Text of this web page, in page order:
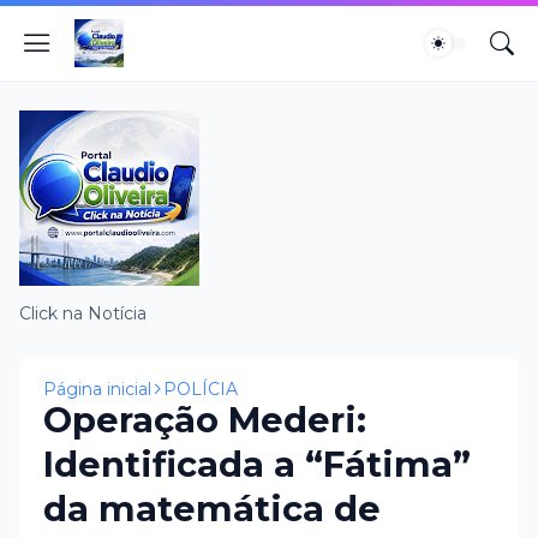
Click na Notícia
Página inicial POLÍCIA
Operação Mederi:
Identificada a “Fátima”
da matemática de